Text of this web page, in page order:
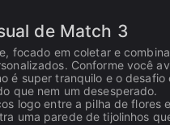
de Match 3
focado em coletar e
Conforme você
é super tranquilo e o
que nem um desesperado.
logo entre a pilha de
uma parede de tijolinhos